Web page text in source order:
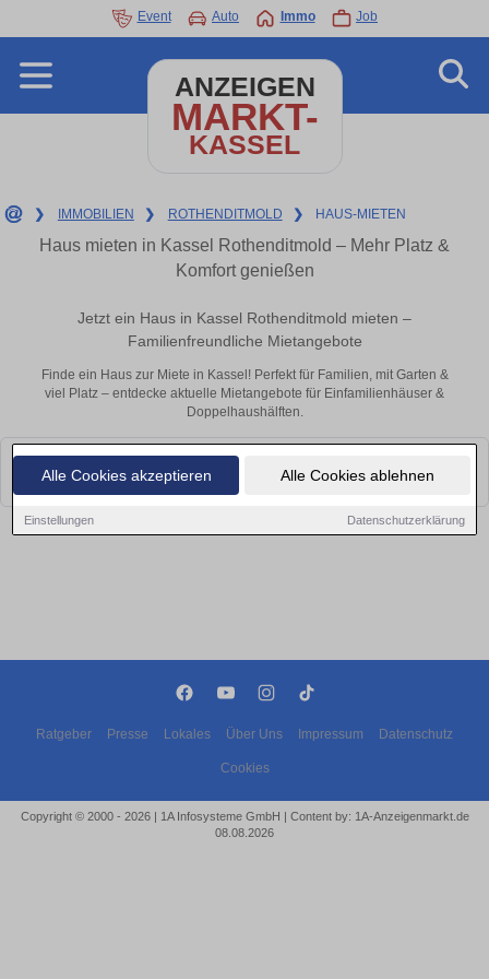
Alle Cookies akzeptieren Alle Cookies ablehnen
Einstellungen Datenschutzerklärung
Event Auto Immo Job
ANZEIGEN
MARKT-
KASSEL
❯ IMMOBILIEN ❯ ROTHENDITMOLD ❯ HAUS-MIETEN
Haus mieten in Kassel Rothenditmold – Mehr Platz &
Komfort genießen
Jetzt ein Haus in Kassel Rothenditmold mieten –
Familienfreundliche Mietangebote
Finde ein Haus zur Miete in Kassel! Perfekt für Familien, mit Garten &
viel Platz – entdecke aktuelle Mietangebote für Einfamilienhäuser &
Doppelhaushälften.
Leider konnten wir derzeit keine passenden Objekte finden. Schauen Sie
bald wieder vorbei!
Ratgeber Presse Lokales Über Uns Impressum Datenschutz
Cookies
Copyright © 2000 - 2026 | 1A Infosysteme GmbH | Content by: 1A-Anzeigenmarkt.de
08.08.2026